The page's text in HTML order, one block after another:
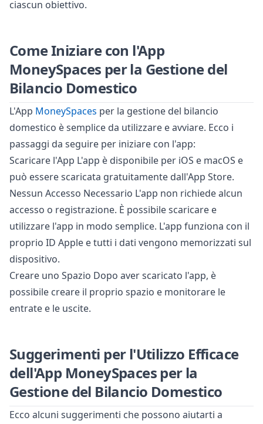
ciascun obiettivo.
Come Iniziare con l'App
MoneySpaces per la Gestione del
Bilancio Domestico
L'App MoneySpaces per la gestione del bilancio
domestico è semplice da utilizzare e avviare. Ecco i
passaggi da seguire per iniziare con l'app:
Scaricare l'App L'app è disponibile per iOS e macOS e
può essere scaricata gratuitamente dall'App Store.
Nessun Accesso Necessario L'app non richiede alcun
accesso o registrazione. È possibile scaricare e
utilizzare l'app in modo semplice. L'app funziona con il
proprio ID Apple e tutti i dati vengono memorizzati sul
dispositivo.
Creare uno Spazio Dopo aver scaricato l'app, è
possibile creare il proprio spazio e monitorare le
entrate e le uscite.
Suggerimenti per l'Utilizzo Efficace
dell'App MoneySpaces per la
Gestione del Bilancio Domestico
Ecco alcuni suggerimenti che possono aiutarti a